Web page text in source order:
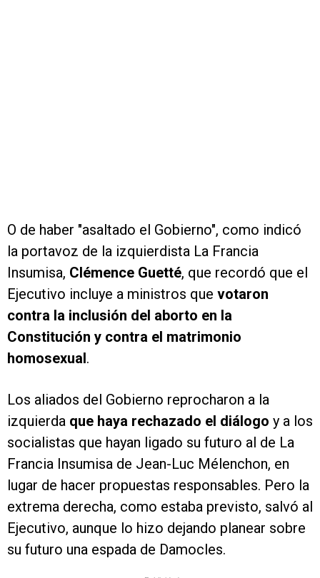
O de haber "asaltado el Gobierno", como indicó
la portavoz de la izquierdista La Francia
Insumisa, Clémence Guetté, que recordó que el
Ejecutivo incluye a ministros que votaron
contra la inclusión del aborto en la
Constitución y contra el matrimonio
homosexual.
Los aliados del Gobierno reprocharon a la
izquierda que haya rechazado el diálogo y a los
socialistas que hayan ligado su futuro al de La
Francia Insumisa de Jean-Luc Mélenchon, en
lugar de hacer propuestas responsables. Pero la
extrema derecha, como estaba previsto, salvó al
Ejecutivo, aunque lo hizo dejando planear sobre
su futuro una espada de Damocles.